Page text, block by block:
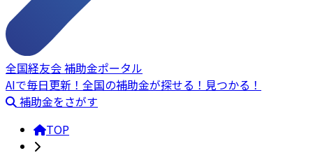
全国経友会 補助金ポータル
AIで毎日更新！全国の補助金が探せる！見つかる！
補助金をさがす
TOP